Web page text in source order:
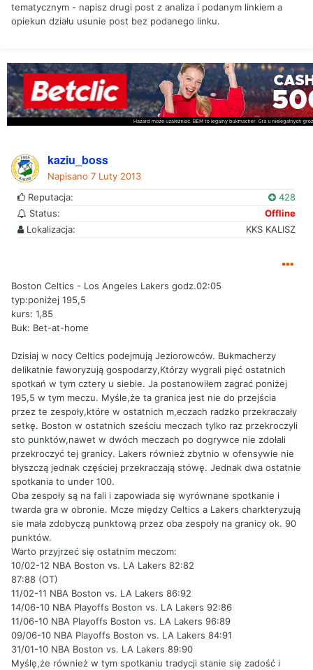
tematycznym - napisz drugi post z analiza i podanym linkiem a
opiekun działu usunie post bez podanego linku.
kaziu_boss
Napisano 7 Luty 2013
Reputacja:
428
Status:
Offline
Lokalizacja:
KKS KALISZ
Boston Celtics - Los Angeles Lakers godz.02:05
typ:poniżej 195,5
kurs: 1,85
Buk: Bet-at-home
Dzisiaj w nocy Celtics podejmują Jeziorowców. Bukmacherzy
delikatnie faworyzują gospodarzy,Którzy wygrali pięć ostatnich
spotkań w tym cztery u siebie. Ja postanowiłem zagrać poniżej
195,5 w tym meczu. Myśle,że ta granica jest nie do przejścia
przez te zespoły,które w ostatnich m,eczach radzko przekraczały
setkę. Boston w ostatnich sześciu meczach tylko raz przekroczyli
sto punktów,nawet w dwóch meczach po dogrywce nie zdołali
przekroczyć tej granicy. Lakers również zbytnio w ofensywie nie
błyszczą jednak częściej przekraczają stówę. Jednak dwa ostatnie
spotkania to under 100.
Oba zespoły są na fali i zapowiada się wyrównane spotkanie i
twarda gra w obronie. Mcze między Celtics a Lakers charkteryzują
sie mała zdobyczą punktową przez oba zespoły na granicy ok. 90
punktów.
Warto przyjrzeć się ostatnim meczom:
10/02-12 NBA Boston vs. LA Lakers 82:82
87:88 (OT)
11/02-11 NBA Boston vs. LA Lakers 86:92
14/06-10 NBA Playoffs Boston vs. LA Lakers 92:86
11/06-10 NBA Playoffs Boston vs. LA Lakers 96:89
09/06-10 NBA Playoffs Boston vs. LA Lakers 84:91
31/01-10 NBA Boston vs. LA Lakers 89:90
Myślę,że również w tym spotkaniu tradycji stanie się zadość i